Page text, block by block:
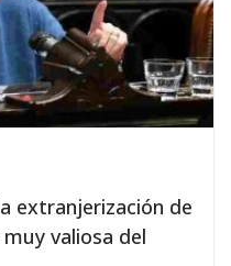
extranjerización de
valiosa del